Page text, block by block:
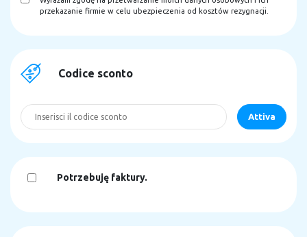
przekazanie firmie w celu ubezpieczenia od kosztów rezygnacji.
Codice sconto
Potrzebuję faktury.